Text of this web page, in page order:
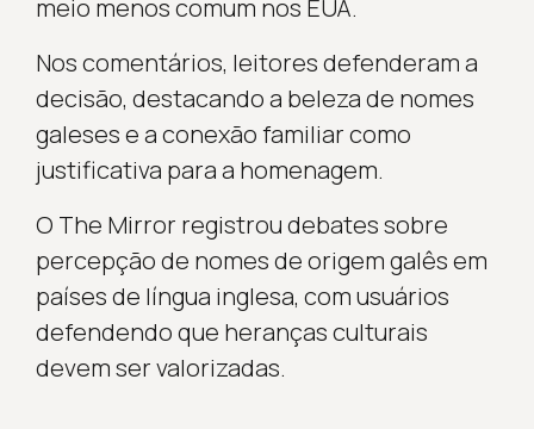
meio menos comum nos EUA.
Nos comentários, leitores defenderam a
decisão, destacando a beleza de nomes
galeses e a conexão familiar como
justificativa para a homenagem.
O The Mirror registrou debates sobre
percepção de nomes de origem galês em
países de língua inglesa, com usuários
defendendo que heranças culturais
devem ser valorizadas.